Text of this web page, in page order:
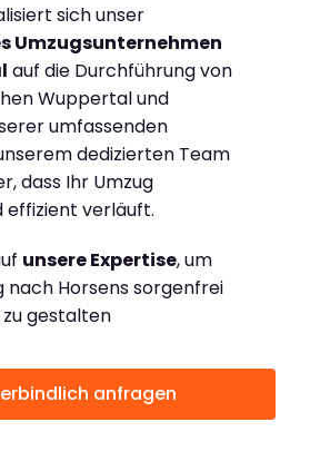
sich unser
Umzugsunternehmen
auf die Durchführung von
Wuppertal und
umfassenden
dedizierten Team
dass Ihr Umzug
effizient verläuft.
unsere Expertise, um
nach Horsens sorgenfrei
zu gestalten
anfragen